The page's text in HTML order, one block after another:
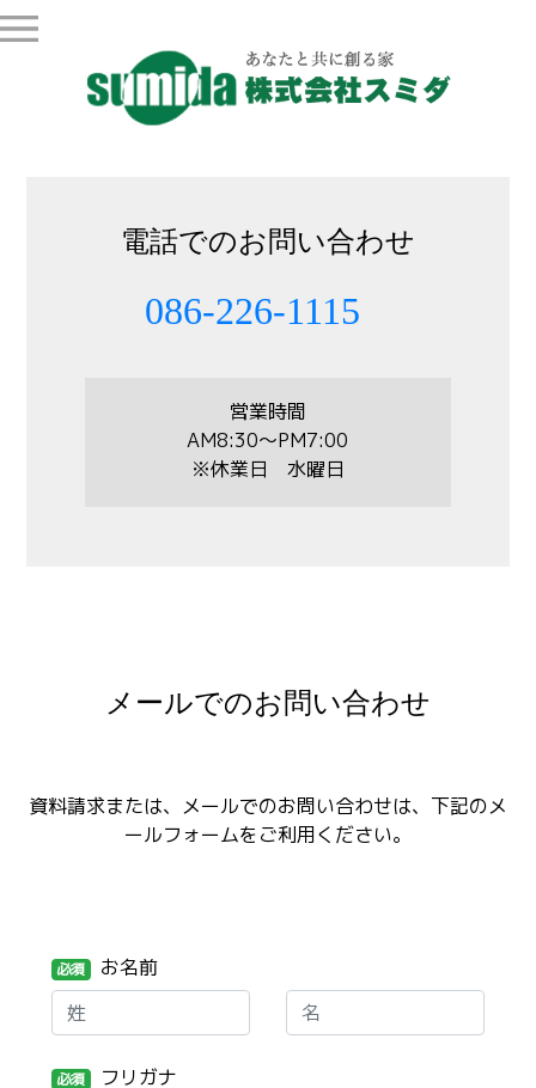
電話でのお問い合わせ
086-226-1115
営業時間
AM8:30～PM7:00
※休業日 水曜日
メールでのお問い合わせ
資料請求または、メールでのお問い合わせは、下記のメ
ールフォームをご利用ください。
必須 お名前
必須 フリガナ